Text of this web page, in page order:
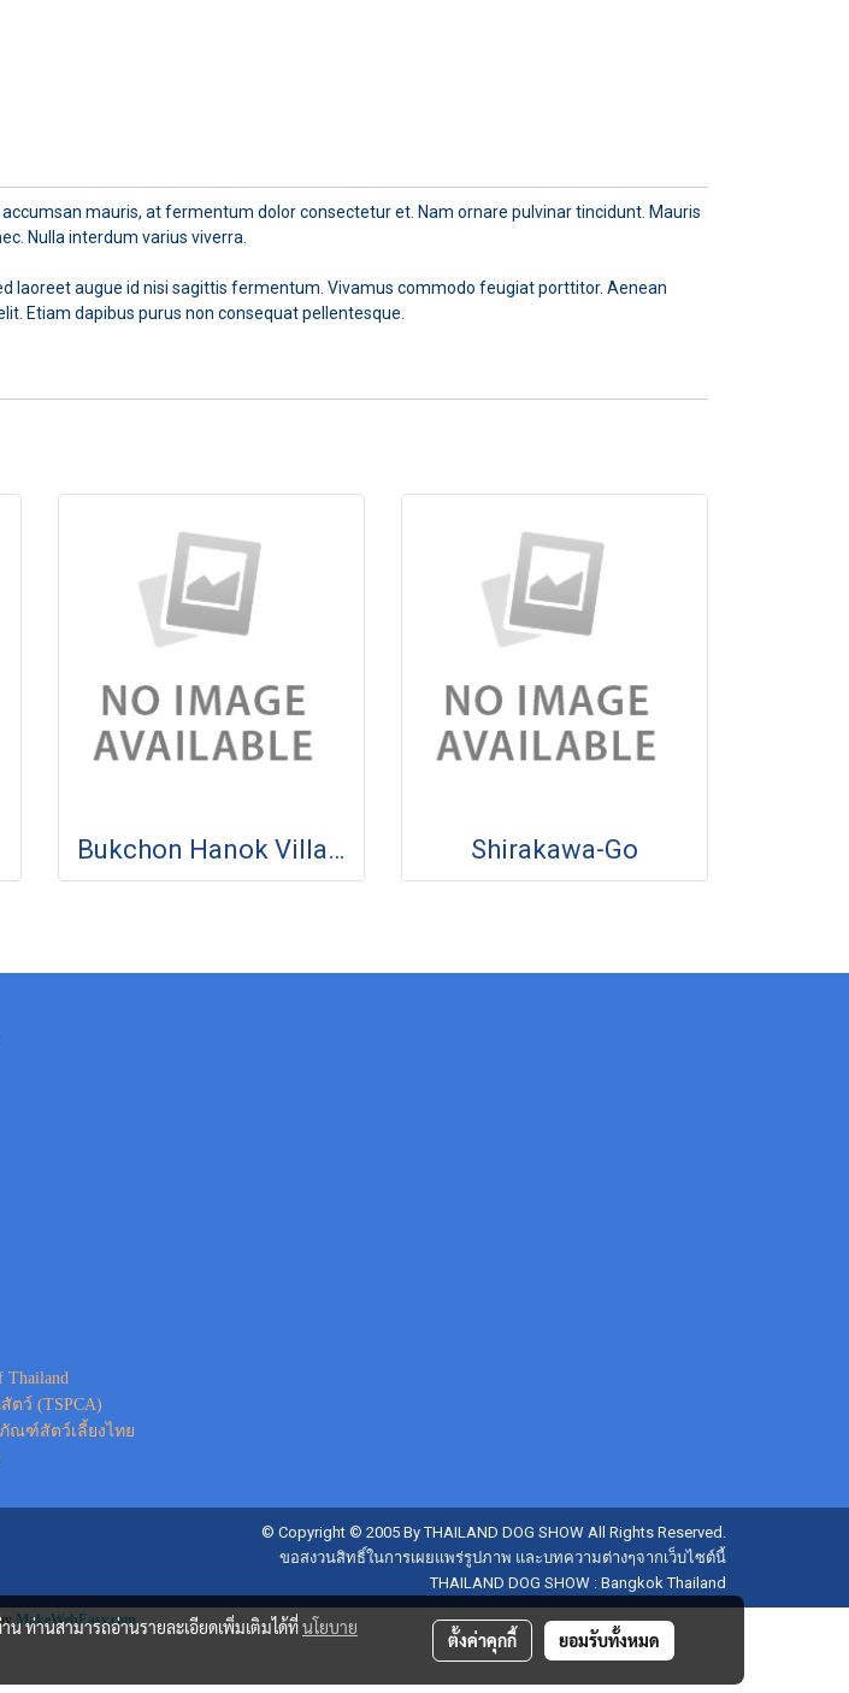
mauris, at fermentum dolor consectetur et. Nam ornare pulvinar tincidunt. Mauris
Nulla interdum varius viverra.
laoreet augue id nisi sagittis fermentum. Vivamus commodo feugiat porttitor. Aenean
Etiam dapibus purus non consequat pellentesque.
Bukchon Hanok Village Shirakawa-Go
Thailand
ว์ (TSPCA)
ณฑ์สัตว์เลี้ยงไทย
© Copyright © 2005 By THAILAND DOG SHOW All Rights Reserved.
ขอสงวนสิทธิ์ในการเผยแพร่รูปภาพ และบทความต่างๆจากเว็บไซต์นี้
THAILAND DOG SHOW : Bangkok Thailand
MakeWebEasy.com
ท่านสามารถอ่านรายละเอียดเพิ่มเติมได้ที่นโยบาย
ตั้งค่าคุกกี้ ยอมรับทั้งหมด